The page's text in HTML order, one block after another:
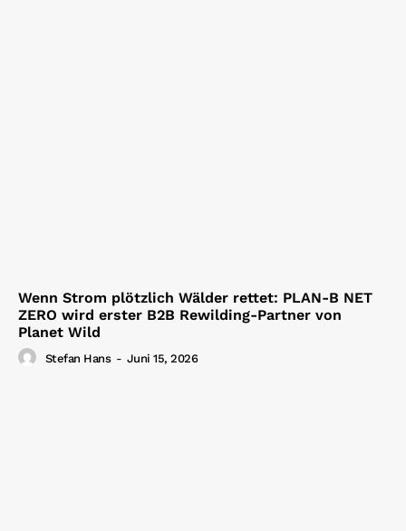
Wenn Strom plötzlich Wälder rettet: PLAN-B NET
ZERO wird erster B2B Rewilding-Partner von
Planet Wild
Stefan Hans - Juni 15, 2026